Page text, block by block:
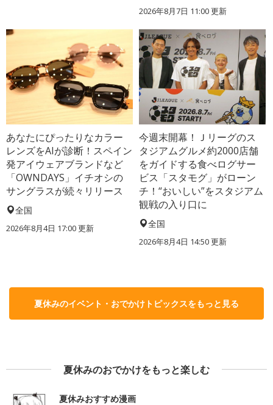
2026年8月7日 11:00更新
あなたにぴったりなカラー
レンズをAIが診断！スペイン
発アイウェアブランドなど
「OWNDAYS」イチオシの
サングラスが続々リリース
全国
2026年8月4日 17:00更新
今週末開幕！Ｊリーグのス
タジアムグルメ約2000店舗
をガイドする食べログサー
ビス「スタモグ」がローン
チ！“おいしい”をスタジアム
観戦の入り口に
全国
2026年8月4日 14:50更新
夏休みのイベント・おでかけトピックスをもっと見る
夏休みのおでかけをもっと楽しむ
夏休みおすすめ漫画